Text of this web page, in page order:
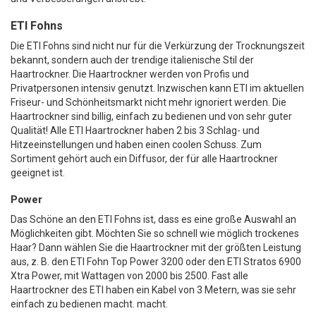
ETI Fohns
Die ETI Fohns sind nicht nur für die Verkürzung der Trocknungszeit
bekannt, sondern auch der trendige italienische Stil der
Haartrockner. Die Haartrockner werden von Profis und
Privatpersonen intensiv genutzt. Inzwischen kann ETI im aktuellen
Friseur- und Schönheitsmarkt nicht mehr ignoriert werden. Die
Haartrockner sind billig, einfach zu bedienen und von sehr guter
Qualität! Alle ETI Haartrockner haben 2 bis 3 Schlag- und
Hitzeeinstellungen und haben einen coolen Schuss. Zum
Sortiment gehört auch ein Diffusor, der für alle Haartrockner
geeignet ist.
Power
Das Schöne an den ETI Fohns ist, dass es eine große Auswahl an
Möglichkeiten gibt. Möchten Sie so schnell wie möglich trockenes
Haar? Dann wählen Sie die Haartrockner mit der größten Leistung
aus, z. B. den ETI Fohn Top Power 3200 oder den ETI Stratos 6900
Xtra Power, mit Wattagen von 2000 bis 2500. Fast alle
Haartrockner des ETI haben ein Kabel von 3 Metern, was sie sehr
einfach zu bedienen macht. macht.